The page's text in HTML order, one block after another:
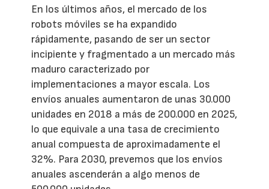
En los últimos años, el mercado de los
robots móviles se ha expandido
rápidamente, pasando de ser un sector
incipiente y fragmentado a un mercado más
maduro caracterizado por
implementaciones a mayor escala. Los
envíos anuales aumentaron de unas 30.000
unidades en 2018 a más de 200.000 en 2025,
lo que equivale a una tasa de crecimiento
anual compuesta de aproximadamente el
32%. Para 2030, prevemos que los envíos
anuales ascenderán a algo menos de